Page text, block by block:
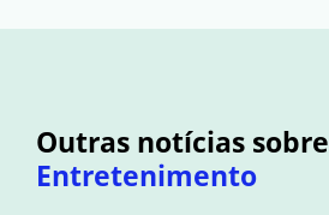
Outras notícias sobre
Entretenimento